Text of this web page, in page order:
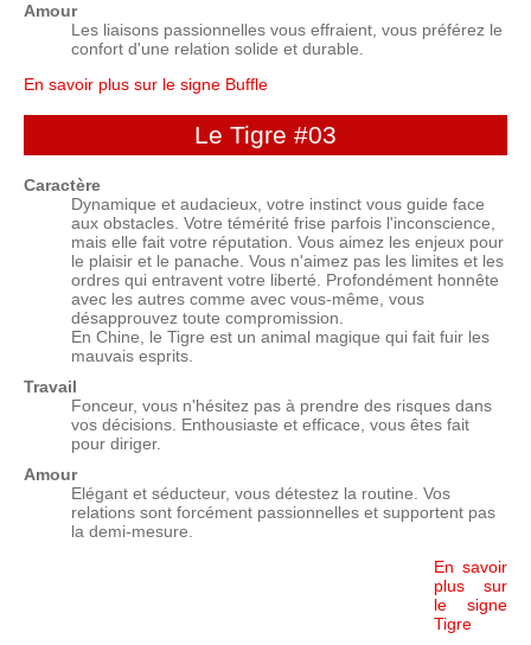
Amour
Les liaisons passionnelles vous effraient, vous préférez le
confort d'une relation solide et durable.
En savoir plus sur le signe Buffle
Le Tigre #03
Caractère
Dynamique et audacieux, votre instinct vous guide face
aux obstacles. Votre témérité frise parfois l'inconscience,
mais elle fait votre réputation. Vous aimez les enjeux pour
le plaisir et le panache. Vous n'aimez pas les limites et les
ordres qui entravent votre liberté. Profondément honnête
avec les autres comme avec vous-même, vous
désapprouvez toute compromission.
En Chine, le Tigre est un animal magique qui fait fuir les
mauvais esprits.
Travail
Fonceur, vous n'hésitez pas à prendre des risques dans
vos décisions. Enthousiaste et efficace, vous êtes fait
pour diriger.
Amour
Elégant et séducteur, vous détestez la routine. Vos
relations sont forcément passionnelles et supportent pas
la demi-mesure.
En savoir
plus sur
le signe
Tigre